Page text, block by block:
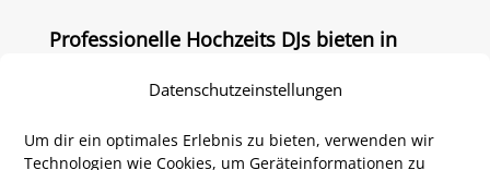
Datenschutzeinstellungen
Um dir ein optimales Erlebnis zu bieten, verwenden wir
Technologien wie Cookies, um Geräteinformationen zu
Professionelle Hochzeits DJs bieten in
an und stellen dieses vor Ort bereit.
Die Technik baut der DJ vor der